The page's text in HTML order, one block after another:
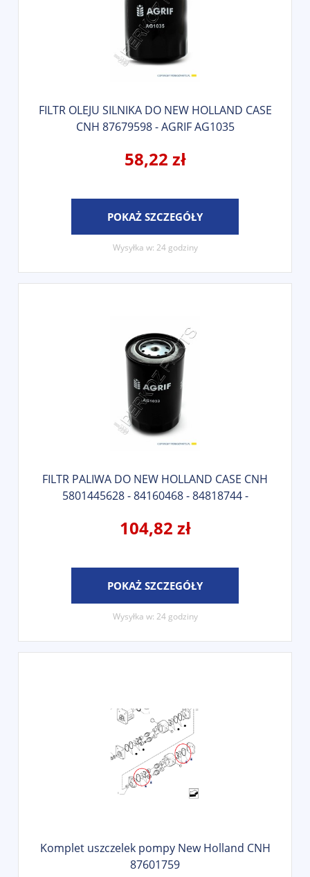
FILTR OLEJU SILNIKA DO NEW HOLLAND CASE
CNH 87679598 - AGRIF AG1035
58,22 zł
POKAŻ SZCZEGÓŁY
Wysyłka w: 24 godziny
FILTR PALIWA DO NEW HOLLAND CASE CNH
5801445628 - 84160468 - 84818744 -
104,82 zł
POKAŻ SZCZEGÓŁY
Wysyłka w: 24 godziny
Komplet uszczelek pompy New Holland CNH
87601759